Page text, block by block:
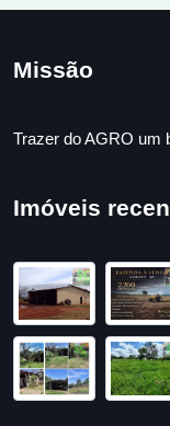
Missão
Trazer do AGRO um
Imóveis